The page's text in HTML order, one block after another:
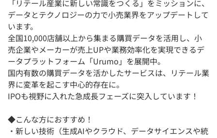
「リテール産業に新しい常識をつくる」をミッションに、
データとテクノロジーの力で小売業界をアップデートして
います。
全国10,000店舗以上から集まる購買データを活用し、小
売企業やメーカーが売上UPや業務効率化を実現できるデ
ータプラットフォーム「Urumo」を展開中。
国内有数の購買データを活かしたサービスは、リテール業
界に変革を起こす中心的存在に。
IPOも視野に入れた急成長フェーズに突入しています！
◆こんな方におすすめ！
・新しい技術（生成AIやクラウド、データサイエンスや統